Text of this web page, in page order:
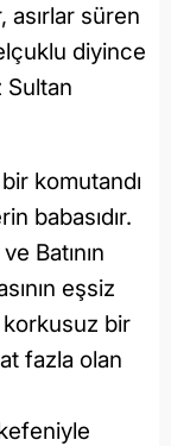
asırlar süren
diyince
Sultan
komutandı
babasıdır.
Batının
eşsiz
bir
fazla olan